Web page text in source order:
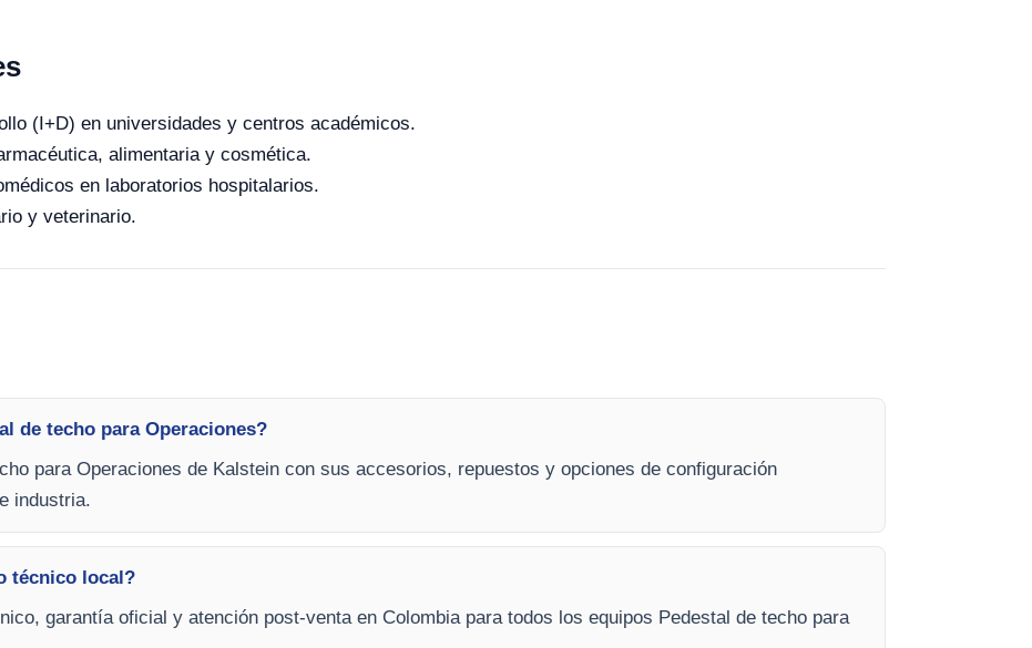
(I+D) en universidades y centros académicos.
alimentaria y cosmética.
en laboratorios hospitalarios.
y veterinario.
de techo para Operaciones?
para Operaciones de Kalstein con sus accesorios, repuestos y opciones de configuración
industria.
técnico local?
garantía oficial y atención post-venta en Colombia para todos los equipos Pedestal de techo para